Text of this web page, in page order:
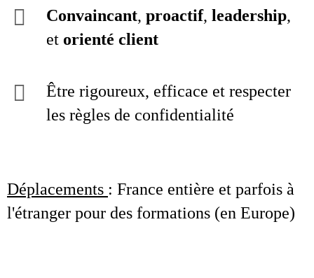
Convaincant, proactif, leadership,
et orienté client
Être rigoureux, efficace et respecter
les règles de confidentialité
Déplacements : France entière et parfois à
l'étranger pour des formations (en Europe)